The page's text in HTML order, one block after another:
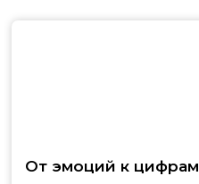
От эмоций к цифрам